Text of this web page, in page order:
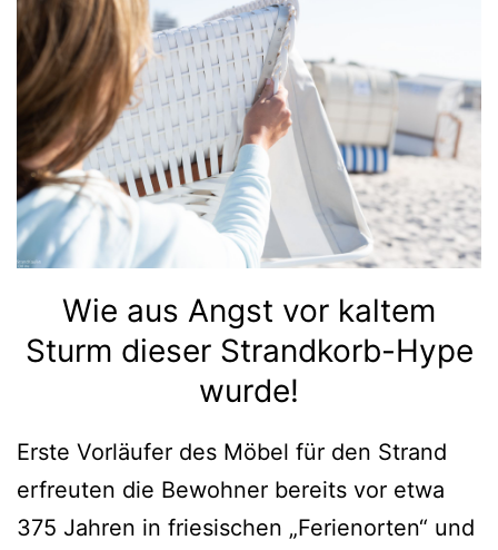
Wie aus Angst vor kaltem
Sturm dieser Strandkorb-Hype
wurde!
Erste Vorläufer des Möbel für den Strand
erfreuten die Bewohner bereits vor etwa
375 Jahren in friesischen „Ferienorten“ und